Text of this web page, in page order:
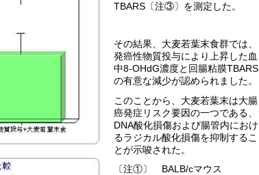
TBARS〔注③〕を測定した。
その結果、大麦若葉末食群では、
発癌性物質投与により上昇した血
中8-OHdG濃度と回腸粘膜TBARS
の有意な減少が認められました。
このことから、大麦若葉末は大腸
癌発症リスク要因の一つである、
DNA酸化損傷および腸管内におけ
るラジカル酸化損傷を抑制するこ
とが示唆された。
〔注①〕 BALB/cマウス